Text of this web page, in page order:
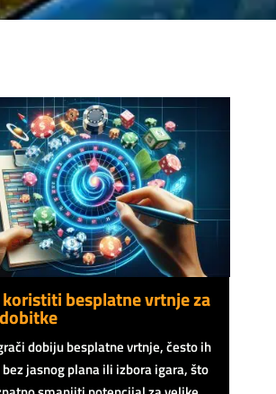
besplatne vrtnje za
dobiju besplatne vrtnje, često ih
jasnog plana ili izbora igara, što